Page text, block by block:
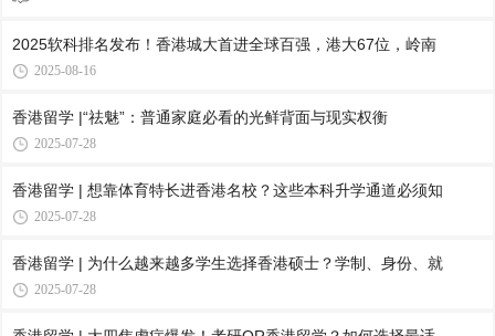
2025软科排名发布！香港城大首进全球百强，港大67位，岭南
2025-08-16
香港留学 |“祛魅”：普通家庭必看的光鲜背面与现实权衡
2025-07-28
香港留学 | 想靠体育特长进香港名校？这些本科升学通道必须知
2025-07-28
香港留学 | 为什么越来越多学生选择香港硕士？学制、身份、就
2025-07-28